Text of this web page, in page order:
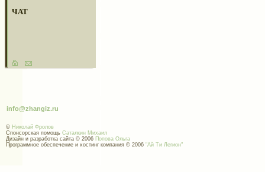
ЧАТ
info@zhangiz.ru
© Николай Фролов
Спонсорская помощь Саталкин Михаил
Дизайн и разработка сайта © 2006 Попова Ольга
Программное обеспечение и хостинг компания © 2006 "Ай Ти Легион"